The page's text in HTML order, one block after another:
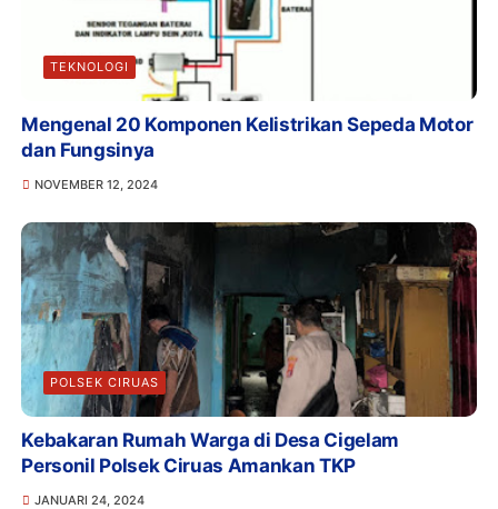
TEKNOLOGI
Mengenal 20 Komponen Kelistrikan Sepeda Motor
dan Fungsinya
NOVEMBER 12, 2024
POLSEK CIRUAS
Kebakaran Rumah Warga di Desa Cigelam
Personil Polsek Ciruas Amankan TKP
JANUARI 24, 2024